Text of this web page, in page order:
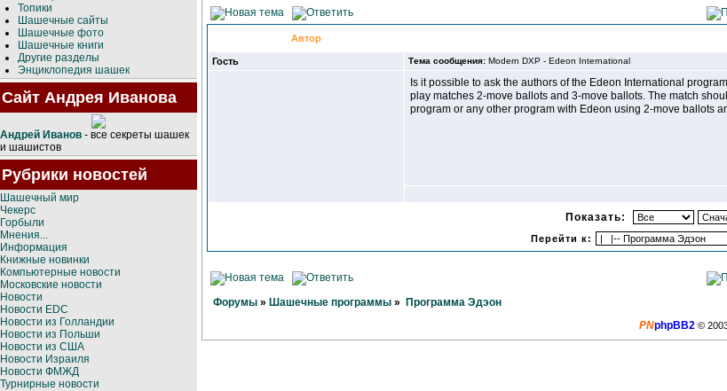
Топики
Шашечные сайты
Шашечные фото
Шашечные книги
Другие разделы
Энциклопедия шашек
Сайт Андрея Иванова
Андрей Иванов - все секреты шашек
и шашистов
Рубрики новостей
Шашечный мир
Чекерс
Горбыли
Мнения...
Информация
Книжные новинки
Компьютерные новости
Московские новости
Новости
Новости EDC
Новости из Голландии
Новости из Польши
Новости из США
Новости Израиля
Новости ФМЖД
Турнирные новости
Автор
Гость Тема сообщения: Modern DXP - Edeon International
Is it possible to ask the authors of the Edeon International
play matches 2-move ballots and 3-move ballots. The match
program or any other program with Edeon using 2-move ballots
Показать:
Перейти к:
Форумы » Шашечные программы »
Программа Эдэон
PNphpBB2 ©